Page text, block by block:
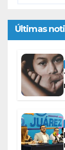
Últimas